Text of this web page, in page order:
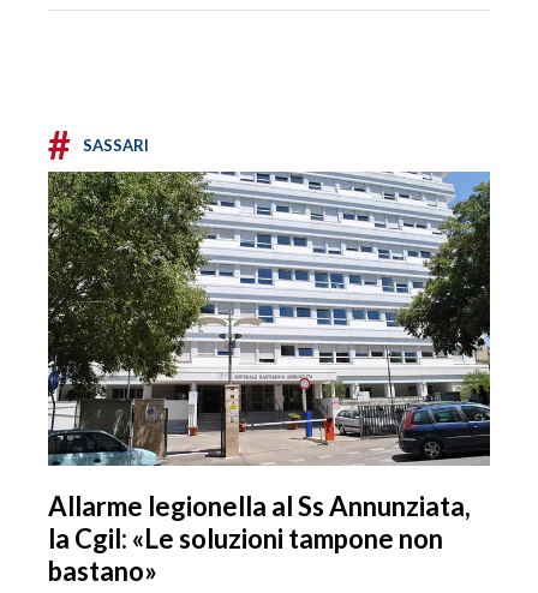
# SASSARI
Allarme legionella al Ss Annunziata,
la Cgil: «Le soluzioni tampone non
bastano»